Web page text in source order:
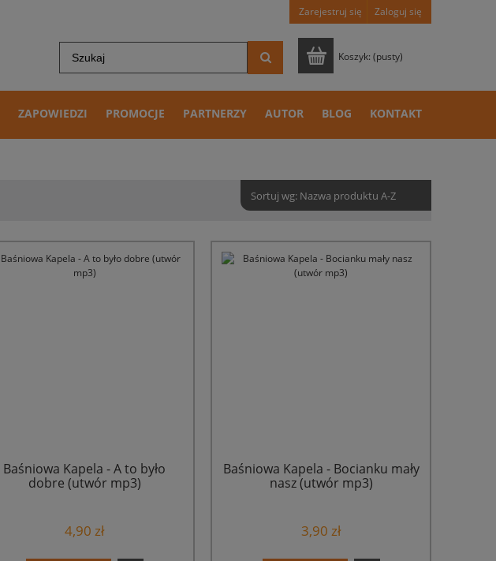
Zarejestruj się Zaloguj się
Koszyk: (pusty)
ZAPOWIEDZI PROMOCJE PARTNERZY AUTOR BLOG KONTAKT
Sortuj wg: Nazwa produktu A-Z
Baśniowa Kapela - A to było
dobre (utwór mp3)
4,90 zł
Baśniowa Kapela - Bocianku mały
nasz (utwór mp3)
3,90 zł